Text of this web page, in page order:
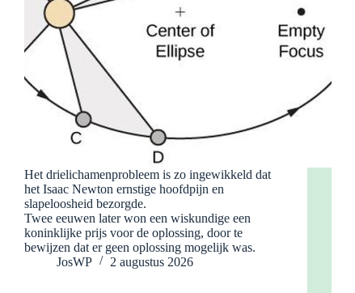
Het drielichamenprobleem is zo ingewikkeld dat
het Isaac Newton ernstige hoofdpijn en
slapeloosheid bezorgde.
Twee eeuwen later won een wiskundige een
koninklijke prijs voor de oplossing, door te
bewijzen dat er geen oplossing mogelijk was.
JosWP
2 augustus 2026